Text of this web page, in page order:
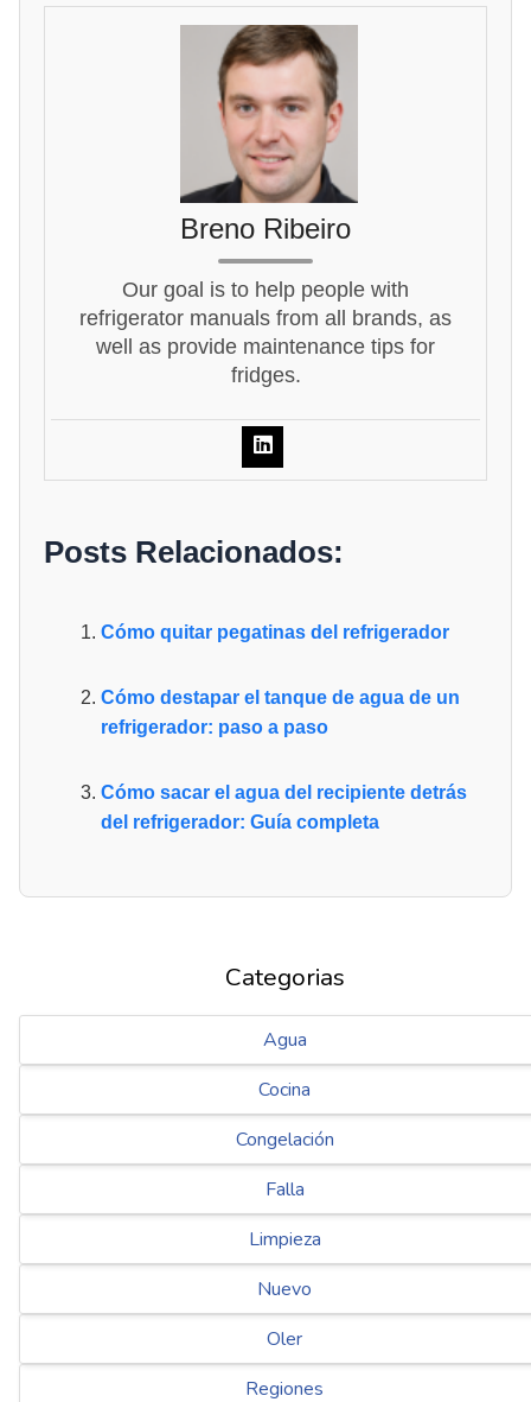
Breno Ribeiro
Our goal is to help people with
refrigerator manuals from all brands, as
well as provide maintenance tips for
fridges.
Posts Relacionados:
Cómo quitar pegatinas del refrigerador
Cómo destapar el tanque de agua de un
refrigerador: paso a paso
Cómo sacar el agua del recipiente detrás
del refrigerador: Guía completa
Categorias
Agua
Cocina
Congelación
Falla
Limpieza
Nuevo
Oler
Regiones